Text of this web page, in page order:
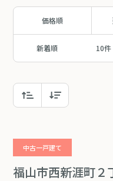
価格順
新着順 10件
中古一戸建て
福山市西新涯町